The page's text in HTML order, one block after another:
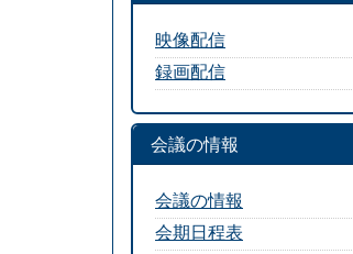
映像配信
録画配信
会議の情報
会議の情報
会期日程表